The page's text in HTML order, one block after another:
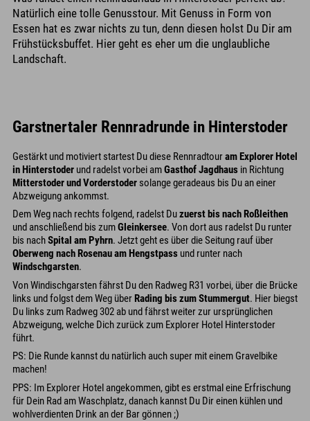
Natürlich eine tolle Genusstour. Mit Genuss in Form von
Essen hat es zwar nichts zu tun, denn diesen holst Du Dir am
Frühstücksbuffet. Hier geht es eher um die unglaubliche
Landschaft.
Garstnertaler Rennradrunde in Hinterstoder
Gestärkt und motiviert startest Du diese Rennradtouram Explorer Hotel
in Hinterstoder und radelst vorbei amGasthof Jagdhaus in Richtung
Mitterstoder und Vorderstoder solange geradeaus bis Du an einer
Abzweigung ankommst.
Dem Weg nach rechts folgend, radelst Duzuerst bis nach Roßleithen
und anschließend bis zumGleinkersee. Von dort aus radelst Du runter
bis nachSpital am Pyhrn. Jetzt geht es über die Seitung rauf über
Oberweng nach Rosenau am Hengstpass und runter nach
Windschgarsten.
Von Windischgarsten fährst Du den Radweg R31 vorbei, über die Brücke
links und folgst dem Weg überRading bis zum Stummergut. Hier biegst
Du links zum Radweg 302 ab und fährst weiter zur ursprünglichen
Abzweigung, welche Dich zurück zum Explorer Hotel Hinterstoder
führt.
PS: Die Runde kannst du natürlich auch super mit einem Gravelbike
machen!
PPS: Im Explorer Hotel angekommen, gibt es erstmal eine Erfrischung
für Dein Rad am Waschplatz, danach kannst Du Dir einen kühlen und
wohlverdienten Drink an der Bar gönnen ;)